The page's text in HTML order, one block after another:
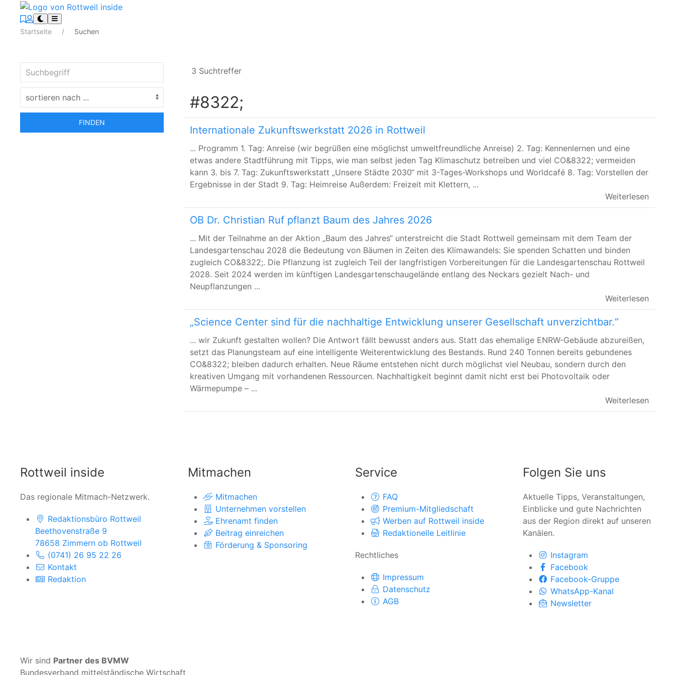
Startseite Suchen
FINDEN
3 Suchtreffer
#8322;
Internationale Zukunftswerkstatt 2026 in Rottweil
... Programm 1. Tag: Anreise (wir begrüßen eine möglichst umweltfreundliche Anreise) 2. Tag: Kennenlernen und eine
etwas andere Stadtführung mit Tipps, wie man selbst jeden Tag Klimaschutz betreiben und viel CO&8322; vermeiden
kann 3. bis 7. Tag: Zukunftswerkstatt „Unsere Städte 2030“ mit 3-Tages-Workshops und Worldcafé 8. Tag: Vorstellen der
Ergebnisse in der Stadt 9. Tag: Heimreise Außerdem: Freizeit mit Klettern, ...
Weiterlesen
OB Dr. Christian Ruf pflanzt Baum des Jahres 2026
... Mit der Teilnahme an der Aktion „Baum des Jahres“ unterstreicht die Stadt Rottweil gemeinsam mit dem Team der
Landesgartenschau 2028 die Bedeutung von Bäumen in Zeiten des Klimawandels: Sie spenden Schatten und binden
zugleich CO&8322;. Die Pflanzung ist zugleich Teil der langfristigen Vorbereitungen für die Landesgartenschau Rottweil
2028. Seit 2024 werden im künftigen Landesgartenschaugelände entlang des Neckars gezielt Nach- und
Neupflanzungen ...
Weiterlesen
„Science Center sind für die nachhaltige Entwicklung unserer Gesellschaft unverzichtbar.“
... wir Zukunft gestalten wollen? Die Antwort fällt bewusst anders aus. Statt das ehemalige ENRW-Gebäude abzureißen,
setzt das Planungsteam auf eine intelligente Weiterentwicklung des Bestands. Rund 240 Tonnen bereits gebundenes
CO&8322; bleiben dadurch erhalten. Neue Räume entstehen nicht durch möglichst viel Neubau, sondern durch den
kreativen Umgang mit vorhandenen Ressourcen. Nachhaltigkeit beginnt damit nicht erst bei Photovoltaik oder
Wärmepumpe – ...
Weiterlesen
Rottweil inside
Das regionale Mitmach-Netzwerk.
Redaktionsbüro Rottweil
Beethovenstraße 9
78658 Zimmern ob Rottweil
(0741) 26 95 22 26
Kontakt
Redaktion
Mitmachen
Mitmachen
Unternehmen vorstellen
Ehrenamt finden
Beitrag einreichen
Förderung & Sponsoring
Service
FAQ
Premium-Mitgliedschaft
Werben auf Rottweil inside
Redaktionelle Leitlinie
Rechtliches
Impressum
Datenschutz
AGB
Folgen Sie uns
Aktuelle Tipps, Veranstaltungen,
Einblicke und gute Nachrichten
aus der Region direkt auf unseren
Kanälen.
Instagram
Facebook
Facebook-Gruppe
WhatsApp-Kanal
Newsletter
Wir sind Partner des BVMW
Bundesverband mittelständische Wirtschaft